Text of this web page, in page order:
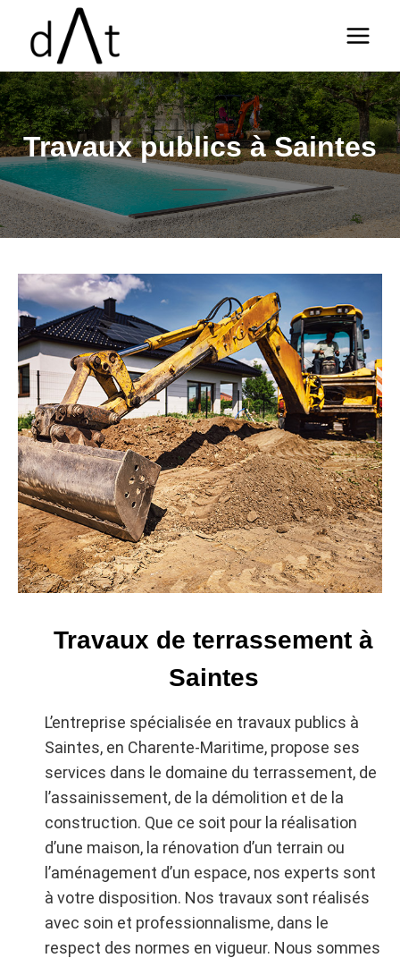
contenu
Travaux publics à Saintes
Travaux de terrassement à
Saintes
L’entreprise spécialisée en travaux publics à
Saintes, en Charente-Maritime, propose ses
services dans le domaine du terrassement, de
l’assainissement, de la démolition et de la
construction. Que ce soit pour la réalisation
d’une maison, la rénovation d’un terrain ou
l’aménagement d’un espace, nos experts sont
à votre disposition. Nos travaux sont réalisés
avec soin et professionnalisme, dans le
respect des normes en vigueur. Nous sommes